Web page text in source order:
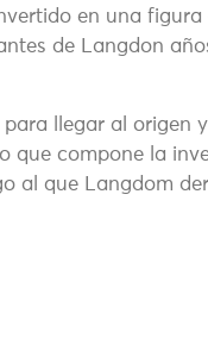
en una
de Langdon
llegar al origen
que compone la
al que Langdom